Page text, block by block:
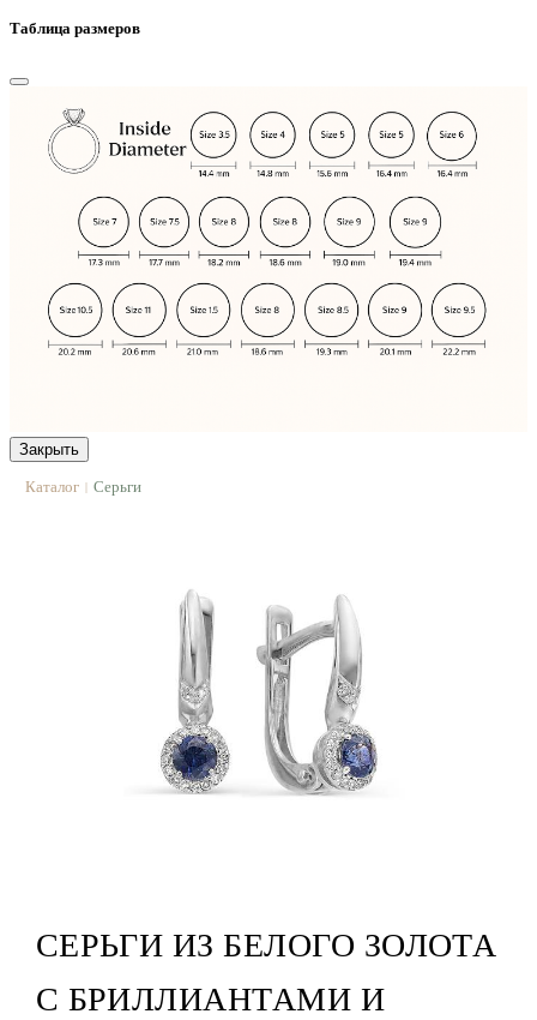
Таблица размеров
Закрыть
Каталог | Серьги
СЕРЬГИ ИЗ БЕЛОГО ЗОЛОТА
С БРИЛЛИАНТАМИ И